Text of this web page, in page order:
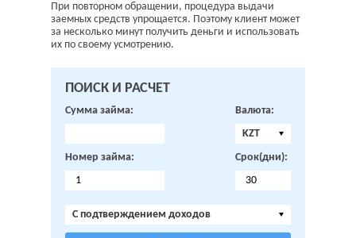
При повторном обращении, процедура выдачи
заемных средств упрощается. Поэтому клиент может
за несколько минут получить деньги и использовать
их по своему усмотрению.
ПОИСК И РАСЧЕТ
Сумма займа:
Валюта:
KZT
Номер займа:
Срок(дни):
C подтверждением доходов